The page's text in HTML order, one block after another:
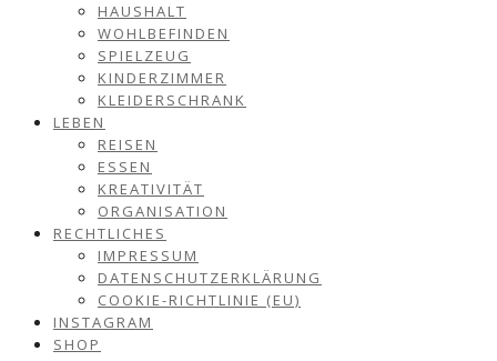
HAUSHALT
WOHLBEFINDEN
SPIELZEUG
KINDERZIMMER
KLEIDERSCHRANK
LEBEN
REISEN
ESSEN
KREATIVITÄT
ORGANISATION
RECHTLICHES
IMPRESSUM
DATENSCHUTZERKLÄRUNG
COOKIE-RICHTLINIE (EU)
INSTAGRAM
SHOP